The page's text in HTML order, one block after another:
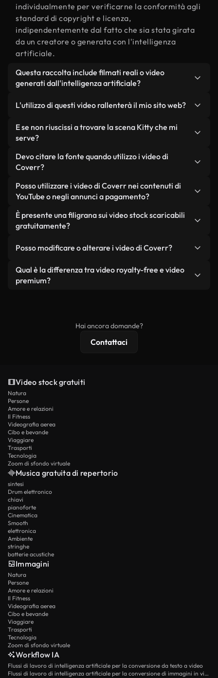
individualmente per verificarne la conformità agli
standard di copyright e licenza,
indipendentemente dal fatto che sia stata girata
da un creatore o generata con l'intelligenza
artificiale.
Questa raccolta include filmati reali o video
generati dall'intelligenza artificiale?
da filmati reali, girati da persone, relativi a Kitty, e
da video generati dall'intelligenza artificiale. Ogni
video è chiaramente etichettato, così saprai
L'utilizzo di questi video rallenterà il mio sito web?
Non se scegli le nostre versioni ottimizzate.
Offriamo formati leggeri e pronti per il web,
mantengono alta la qualità, riducono al minimo i
tempi di caricamento e migliorano parametri
come LCP.
E se non riuscissi a trovare la scena Kitty che mi
serve?
Puoi crearne uno all'istante utilizzando Coverr AI
Studio. Ti basta descrivere la scena, ad esempio
secondi un video personalizzato in conformità con
i nostri standard di licenza.
Devo citare la fonte quando utilizzo i video di
Coverr?
Non è richiesto alcun riconoscimento dell'autore.
Tutti i video presenti nella nostra libreria sono
senza citare il creatore, sebbene sia sempre
gradito.
Posso utilizzare i video di Coverr nei contenuti di
YouTube o negli annunci a pagamento?
Sì. Tutti i filmati di Coverr possono essere utilizzati
in video monetizzati su YouTube, promozioni sui
condizione che non si rivendano o ridistribuiscano
È presente una filigrana sui video stock scaricabili
gratuitamente?
reali o generati dall'intelligenza artificiale, include
filigrane. Avrai a disposizione filmati puliti e pronti
all'uso.
Posso modificare o alterare i video di Coverr?
Sì. Siete liberi di tagliare, ritagliare o remixare i
nostri video. Assicuratevi solo che il prodotto
Qual è la differenza tra video royalty-free e video
premium?
Hai ancora domande?
Contattaci
Video stock gratuiti
Natura
Persone
Amore e relazioni
Il Fitness
Videografia aerea
Cibo e bevande
Viaggiare
Trasporti
Tecnologia
Zoom di sfondo virtuale
Musica gratuita di repertorio
sintesi
Drum elettronico
chiavi
pianoforte
Cinematica
Smooth
elettronica
Ambiente
stringhe
batterie acustiche
Immagini
Natura
Persone
Amore e relazioni
Il Fitness
Videografia aerea
Cibo e bevande
Viaggiare
Trasporti
Tecnologia
Zoom di sfondo virtuale
Workflow IA
Flussi di lavoro di intelligenza artificiale per la conversione da testo a video
Flussi di lavoro di intelligenza artificiale per la conversione di immagini in video